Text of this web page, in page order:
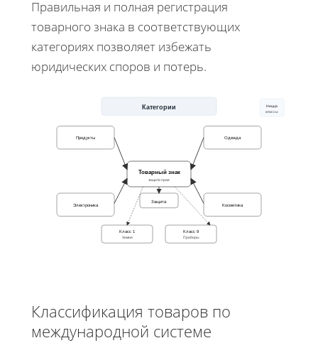
Правильная и полная регистрация
товарного знака в соответствующих
категориях позволяет избежать
юридических споров и потерь.
Категории
Товарный знак
защита прав
Продукты Одежда
Электроника Косметика
Защита
Класс 1
Химия
Класс 9
Приборы
Ницца
классы
Классификация товаров по
международной системе